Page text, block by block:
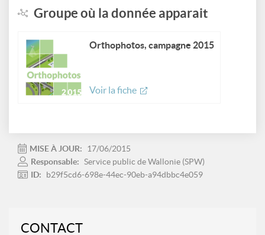
Groupe où la donnée apparait
Orthophotos, campagne 2015
Voir la fiche
MISE À JOUR:
17/06/2015
Responsable: Service public de Wallonie (SPW)
ID:
b29f5cd6-698e-44ec-90eb-a94dbbc4e059
CONTACT